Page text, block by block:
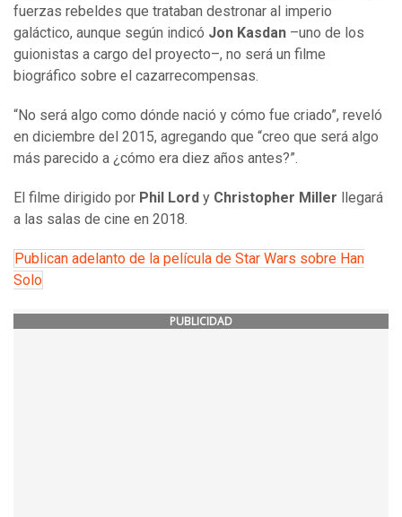
fuerzas rebeldes que trataban destronar al imperio
galáctico, aunque según indicó Jon Kasdan –uno de los
guionistas a cargo del proyecto–, no será un filme
biográfico sobre el cazarrecompensas.
“No será algo como dónde nació y cómo fue criado”, reveló
en diciembre del 2015, agregando que “creo que será algo
más parecido a ¿cómo era diez años antes?”.
El filme dirigido por Phil Lord y Christopher Miller llegará
a las salas de cine en 2018.
Publican adelanto de la película de Star Wars sobre Han
Solo
PUBLICIDAD